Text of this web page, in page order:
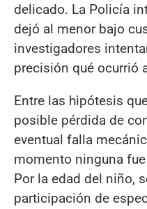
delicado. La Policía
dejó al menor bajo
investigadores
precisión qué ocurrió
Entre las hipótesis
posible pérdida de
eventual falla
momento ninguna
Por la edad del niño,
participación de